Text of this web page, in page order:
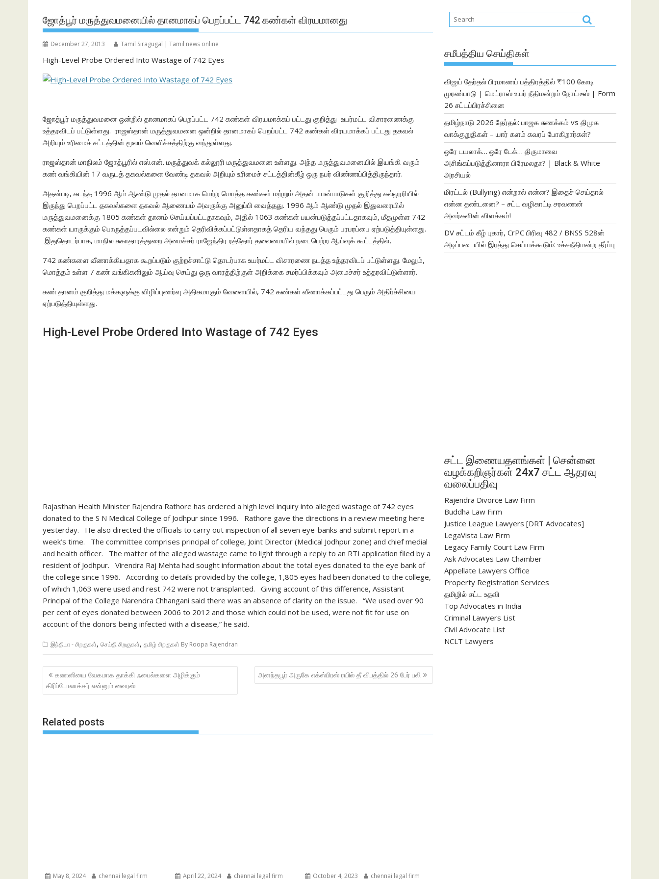
ஜோத்பூர் மருத்துவமனையில் தானமாகப் பெறப்பட்ட 742 கண்கள் விரயமானது
December 27, 2013 Tamil Siragugal | Tamil news online
High-Level Probe Ordered Into Wastage of 742 Eyes
ஜோத்பூர் மருத்துவமனை ஒன்றில் தானமாகப் பெறப்பட்ட 742 கண்கள் விரயமாக்கப் பட்டது குறித்து உயர்மட்ட விசாரணைக்கு
உத்தரவிடப் பட்டுள்ளது. ராஜஸ்தான் மருத்துவமனை ஒன்றில் தானமாகப் பெறப்பட்ட 742 கண்கள் விரயமாக்கப் பட்டது தகவல்
அறியும் உரிமைச் சட்டத்தின் மூலம் வெளிச்சத்திற்கு வந்துள்ளது.
ராஜஸ்தான் மாநிலம் ஜோத்பூரில் எஸ்.என். மருத்துவக் கல்லூரி மருத்துவமனை உள்ளது. அந்த மருத்துவமனையில் இயங்கி வரும்
கண் வங்கியின் 17 வருடத் தகவல்களை வேண்டி தகவல் அறியும் உரிமைச் சட்டத்தின்கீழ் ஒரு நபர் விண்ணப்பித்திருந்தார்.
அதன்படி, கடந்த 1996 ஆம் ஆண்டு முதல் தானமாக பெற்ற மொத்த கண்கள் மற்றும் அதன் பயன்பாடுகள் குறித்து கல்லூரியில்
இருந்து பெறப்பட்ட தகவல்களை தகவல் ஆணையம் அவருக்கு அனுப்பி வைத்தது. 1996 ஆம் ஆண்டு முதல் இதுவரையில்
மருத்துவமனைக்கு 1805 கண்கள் தானம் செய்யப்பட்டதாகவும், அதில் 1063 கண்கள் பயன்படுத்தப்பட்டதாகவும், மீதமுள்ள 742
கண்கள் யாருக்கும் பொருத்தப்படவில்லை என்றும் தெரிவிக்கப்பட்டுள்ளதாகத் தெரிய வந்தது பெரும் பரபரப்பை ஏற்படுத்தியுள்ளது.
இதுதொடர்பாக, மாநில சுகாதாரத்துறை அமைச்சர் ராஜேந்திர ரத்தோர் தலைமையில் நடைபெற்ற ஆய்வுக் கூட்டத்தில்,
742 கண்களை வீணாக்கியதாக கூறப்படும் குற்றச்சாட்டு தொடர்பாக உயர்மட்ட விசாரணை நடத்த உத்தரவிடப் பட்டுள்ளது. மேலும்,
மொத்தம் உள்ள 7 கண் வங்கிகளிலும் ஆய்வு செய்து ஒரு வாரத்திற்குள் அறிக்கை சமர்ப்பிக்கவும் அமைச்சர் உத்தரவிட்டுள்ளார்.
கண் தானம் குறித்து மக்களுக்கு விழிப்புணர்வு அதிகமாகும் வேளையில், 742 கண்கள் வீணாக்கப்பட்டது பெரும் அதிர்ச்சியை
ஏற்படுத்தியுள்ளது.
High-Level Probe Ordered Into Wastage of 742 Eyes
Rajasthan Health Minister Rajendra Rathore has ordered a high level inquiry into alleged wastage of 742 eyes
donated to the S N Medical College of Jodhpur since 1996. Rathore gave the directions in a review meeting here
yesterday. He also directed the officials to carry out inspection of all seven eye-banks and submit report in a
week’s time. The committee comprises principal of college, Joint Director (Medical Jodhpur zone) and chief medial
and health officer. The matter of the alleged wastage came to light through a reply to an RTI application filed by a
resident of Jodhpur. Virendra Raj Mehta had sought information about the total eyes donated to the eye bank of
the college since 1996. According to details provided by the college, 1,805 eyes had been donated to the college,
of which 1,063 were used and rest 742 were not transplanted. Giving account of this difference, Assistant
Principal of the College Narendra Chhangani said there was an absence of clarity on the issue. “We used over 90
per cent of eyes donated between 2006 to 2012 and those which could not be used, were not fit for use on
account of the donors being infected with a disease,” he said.
இந்தியா - சிறகுகள், செய்தி சிறகுகள், தமிழ் சிறகுகள் By Roopa Rajendran
Post
navigation
கணனியை வேகமாக தாக்கி ஃபைல்களை அழிக்கும்
கிரிப்டோலாக்கர் என்னும் வைரஸ்
அனந்தபூர் அருகே எக்ஸ்பிரஸ் ரயில் தீ விபத்தில் 26 பேர் பலி
Related posts
May 8, 2024 chennai legal firm April 22, 2024 chennai legal firm October 4, 2023 chennai legal firm
சமீபத்திய செய்திகள்
விஜய் தேர்தல் பிரமாணப் பத்திரத்தில் ₹100 கோடி
முரண்பாடு | மெட்ராஸ் உயர் நீதிமன்றம் நோட்டீஸ் | Form
26 சட்டப்பிரச்சினை
தமிழ்நாடு 2026 தேர்தல்: பாஜக சுணக்கம் vs திமுக
வாக்குறுதிகள் – யார் களம் கவரப் போகிறார்கள்?
ஒரே டயலாக்… ஒரே டேக்… திருமாவை
அசிங்கப்படுத்தினாரா பிரேமலதா? | Black & White
அரசியல்
மிரட்டல் (Bullying) என்றால் என்ன? இதைச் செய்தால்
என்ன தண்டனை? – சட்ட வழிகாட்டி சரவணன்
அவர்களின் விளக்கம்!
DV சட்டம் கீழ் புகார், CrPC பிரிவு 482 / BNSS 528ன்
அடிப்படையில் இரத்து செய்யக்கூடும்: உச்சநீதிமன்ற தீர்ப்பு
சட்ட இணையதளங்கள் | சென்னை
வழக்கறிஞர்கள் 24x7 சட்ட ஆதரவு
வலைப்பதிவு
Rajendra Divorce Law Firm
Buddha Law Firm
Justice League Lawyers [DRT Advocates]
LegaVista Law Firm
Legacy Family Court Law Firm
Ask Advocates Law Chamber
Appellate Lawyers Office
Property Registration Services
தமிழில் சட்ட உதவி
Top Advocates in India
Criminal Lawyers List
Civil Advocate List
NCLT Lawyers